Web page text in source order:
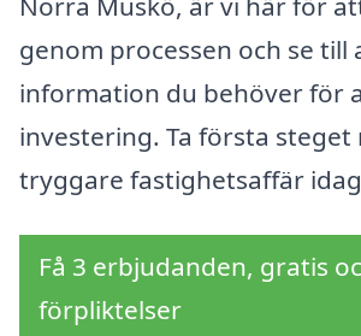
genom processen och se till
information du behöver för
investering. Ta första steget
tryggare fastighetsaffär
Få 3 erbjudanden, gratis
förpliktelser